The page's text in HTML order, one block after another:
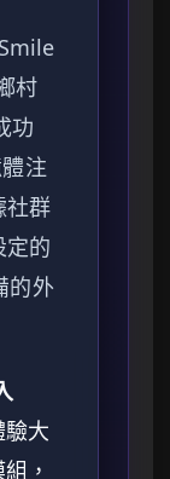
村
功
注
社群
定的
的外
大
，